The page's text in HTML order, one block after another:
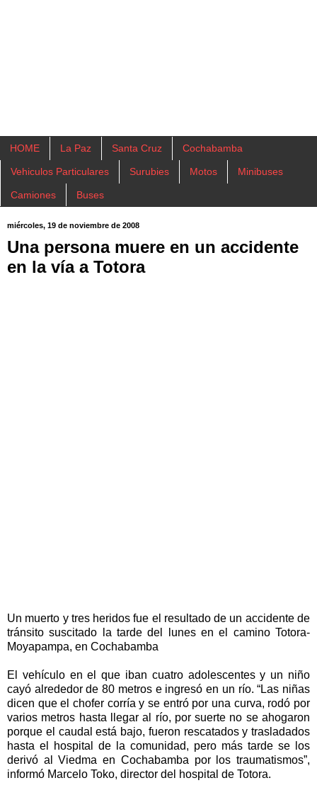
HOME La Paz Santa Cruz Cochabamba
Vehiculos Particulares Surubies Motos Minibuses
Camiones Buses
miércoles, 19 de noviembre de 2008
Una persona muere en un accidente
en la vía a Totora
Un muerto y tres heridos fue el resultado de un accidente de
tránsito suscitado la tarde del lunes en el camino Totora-
Moyapampa, en Cochabamba
El vehículo en el que iban cuatro adolescentes y un niño
cayó alrededor de 80 metros e ingresó en un río. “Las niñas
dicen que el chofer corría y se entró por una curva, rodó por
varios metros hasta llegar al río, por suerte no se ahogaron
porque el caudal está bajo, fueron rescatados y trasladados
hasta el hospital de la comunidad, pero más tarde se los
derivó al Viedma en Cochabamba por los traumatismos”,
informó Marcelo Toko, director del hospital de Totora.